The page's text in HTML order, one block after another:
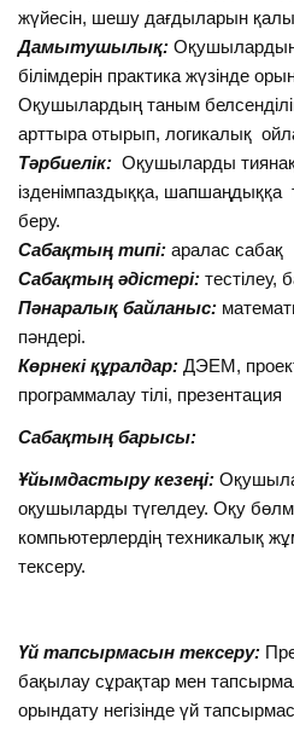
жүйесін, шешу дағдыларын
Дамытушылық: Оқушылардың
білімдерін практика жүзінде
Оқушылардың таным
арттыра отырып, логикалық
Тәрбиелік: Оқушыларды
ізденімпаздыққа, шапшаңдыққа
беру.
Сабақтың типі: аралас сабақ
Сабақтың әдістері: тестілеу,
Пәнаралық байланыс:
пәндері.
Көрнекі құралдар: ДЭЕМ,
программалау тілі, презентация
Сабақтың барысы:
Ұйымдастыру кезеңі:
оқушыларды түгелдеу. Оқу
компьютерлердің техникалық
тексеру.
Үй тапсырмасын тексеру:
бақылау сұрақтар мен
орындату негізінде үй